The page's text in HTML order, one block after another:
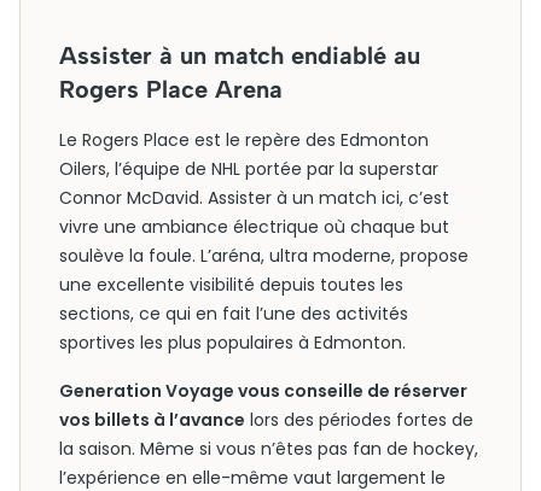
Assister à un match endiablé au
Rogers Place Arena
Le Rogers Place est le repère des Edmonton
Oilers, l’équipe de NHL portée par la superstar
Connor McDavid. Assister à un match ici, c’est
vivre une ambiance électrique où chaque but
soulève la foule. L’aréna, ultra moderne, propose
une excellente visibilité depuis toutes les
sections, ce qui en fait l’une des activités
sportives les plus populaires à Edmonton.
Generation Voyage vous conseille de réserver
vos billets à l’avance lors des périodes fortes de
la saison. Même si vous n’êtes pas fan de hockey,
l’expérience en elle-même vaut largement le